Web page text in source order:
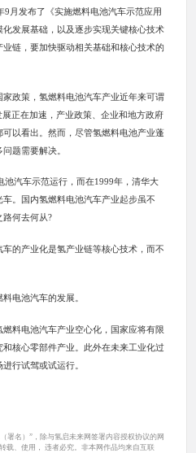
月发布了《实施燃料电池汽车示范应用
发展基础，以及逐步实现关键核心技术
链，要加快驱动相关基础和核心技术的
政策，氢燃料电池汽车产业近年来可谓
正在加速，产业政策、企业和地方政府
以看出。然而，尽管氢燃料电池产业蓬
题需要解决。
池汽车示范运行，而在1999年，清华大
。国内氢燃料电池汽车产业起步虽不
路何去何从?
的产业化是氢产业链等核心技术，而不
电池汽车的发展。
料电池汽车产业空心化，国家应将有限
核心零部件产业。此外在未来工业化过
行试驾或试运行。
署名）”，除与氢启未来网签署内容授权协议的网
载、使用， 违者必究。非本网作品均来自互联